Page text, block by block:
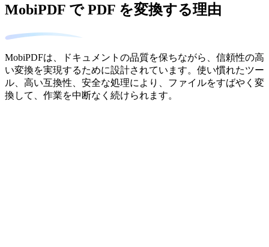
MobiPDF で PDF を変換する理由
MobiPDFは、ドキュメントの品質を保ちながら、信頼性の高
い変換を実現するために設計されています。使い慣れたツー
ル、高い互換性、安全な処理により、ファイルをすばやく変
換して、作業を中断なく続けられます。